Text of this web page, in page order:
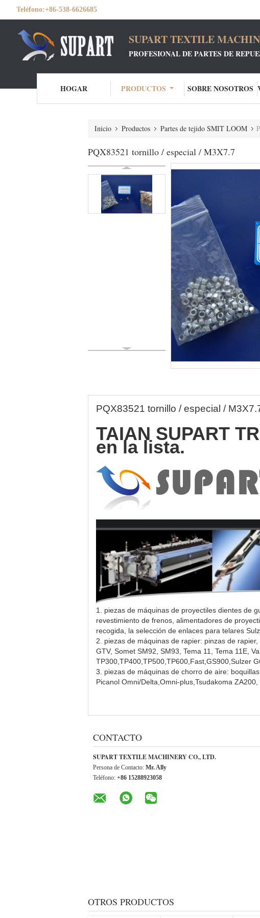
Teléfono:+86-538-6626685
SUPART TEXTILE
PROFESIONAL DE PARTES DE
HOGAR PRODUCTOS SOBRE NOSOTROS
Inicio Productos Partes de tejido SMIT LOOM
PQX83521 tornillo / especial / M3X7.7
PQX83521 tornillo / especial /
TAIAN SUPART
en la lista.
1. piezas de máquinas de proyectiles dientes de
revestimiento de frenos, alimentadores de
recogida, la selección de enlaces para telares
2. piezas de máquinas de rapier: pinzas de
GTV, Somet SM92, SM93, Tema 11, Tema 11E,
TP300,TP400,TP500,TP600,Fast,GS900,Sulzer
3. piezas de máquinas de chorro de aire:
Picanol Omni/Delta,Omni-plus,Tsudakoma
CONTACTO
SUPART TEXTILE MACHINERY CO., LTD.
Persona de Contacto: Mr. Ally
Teléfono: +86 15288923058
OTROS PRODUCTOS